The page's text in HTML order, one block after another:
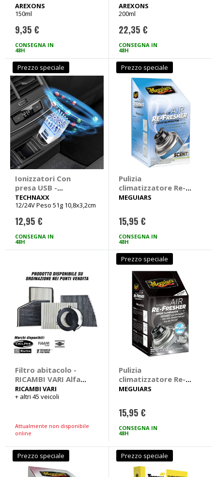
Biocid - AREXONS
AREXONS
150ml
9,35 €
CONSEGNA IN
48H
clima - AREXONS
AREXONS
200ml
22,35 €
CONSEGNA IN
48H
Prezzo speciale
Ionizzatori Con
presa USB -
TECHNAXX
TECHNAXX
12/24V Peso 51g 10,8x3,2cm
12,95 €
CONSEGNA IN
48H
Prezzo speciale
Pulizia
climatizzatore Re-
Fresher Sweet
MEGUIARS
15,95 €
CONSEGNA IN
48H
Filtro abitacolo -
RICAMBI VARI Alfa
Romeo, Audi, Bmw,
Chevrolet, Chrysler,
Dodge
RICAMBI VARI
+ altri 45 veicoli
Attualmente non disponibile
online
Prezzo speciale
Pulizia
climatizzatore Re-
Fresher - Black
MEGUIARS
15,95 €
CONSEGNA IN
48H
Prezzo speciale Prezzo speciale